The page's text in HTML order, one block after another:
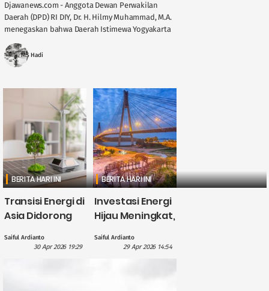
Djawanews.com - Anggota Dewan Perwakilan
Daerah (DPD) RI DIY, Dr. H. Hilmy Muhammad, M.A.
menegaskan bahwa Daerah Istimewa Yogyakarta
memegang peran penting dalam menjaga
stabilitas ....
MS Hadi
BERITA HARI INI
Transisi Energi di
Asia Didorong
International
Saiful Ardianto
30 Apr 2026 19:29
BERITA HARI INI
Investasi Energi
Hijau Meningkat,
Dana US$5
Saiful Ardianto
29 Apr 2026 14:54